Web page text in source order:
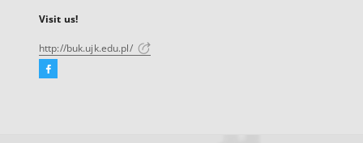
Visit us!
http://buk.ujk.edu.pl/
Facebook